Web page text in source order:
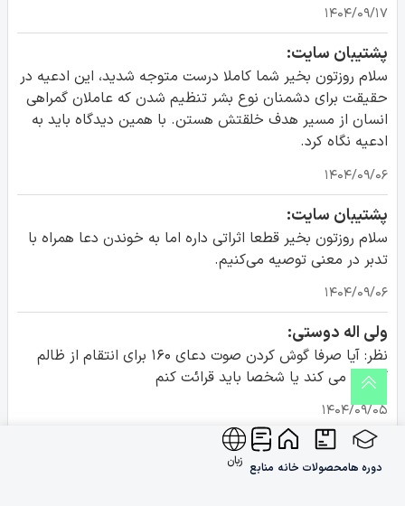
۱۴۰۴/۰۹/۱۷
پشتیبان سایت:
سلام روزتون بخیر شما کاملا درست متوجه شدید، این ادعیه در
حقیقت برای دشمنان نوع بشر تنظیم شدن که عاملان گمراهی
انسان از مسیر هدف خلقتش هستن. با همین دیدگاه باید به
ادعیه نگاه کرد.
۱۴۰۴/۰۹/۰۶
پشتیبان سایت:
سلام روزتون بخیر قطعا اثراتی داره اما به خوندن دعا همراه با
تدبر در معنی توصیه می‌کنیم.
۱۴۰۴/۰۹/۰۶
ولی اله دوستی‌:
نظر: آیا صرفا گوش کردن صوت دعای ۱۶۰ برای انتقام از ظالم
کفایت می کند یا شخصا باید قرائت کنم
۱۴۰۴/۰۹/۰۵
شیعه امیرالمؤمنین:
نظر: طبیعتا هیچ انسان مومن و سالم نابودی و مرگ دشمن و
دوره هامحصولات خانه منابع زبان